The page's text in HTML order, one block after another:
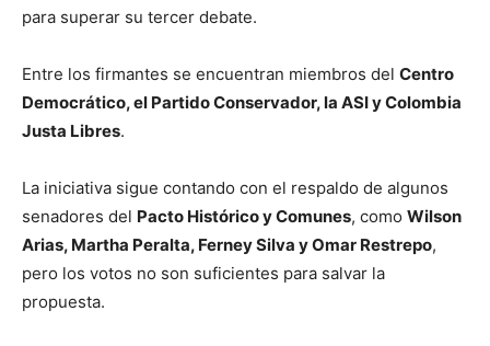
para superar su tercer debate.
Entre los firmantes se encuentran miembros del Centro
Democrático, el Partido Conservador, la ASI y Colombia
Justa Libres.
La iniciativa sigue contando con el respaldo de algunos
senadores del Pacto Histórico y Comunes, como Wilson
Arias, Martha Peralta, Ferney Silva y Omar Restrepo,
pero los votos no son suficientes para salvar la
propuesta.